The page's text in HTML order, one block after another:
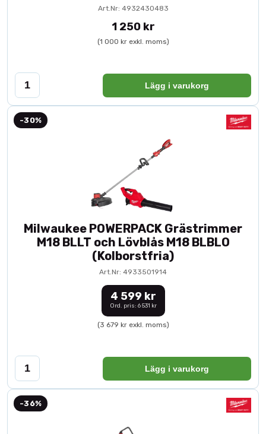
Art.Nr: 4932430483
1 250 kr
(1 000 kr exkl. moms)
Lägg i varukorg
-30%
Milwaukee POWERPACK Grästrimmer
M18 BLLT och Lövblås M18 BLBLO
(Kolborstfria)
Art.Nr: 4933501914
4 599 kr
Ord. pris: 6 531 kr
(3 679 kr exkl. moms)
Lägg i varukorg
-36%